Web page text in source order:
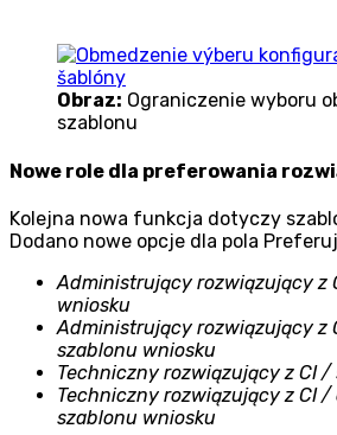
Obraz: Ograniczenie wyboru
szablonu
Nowe role dla preferowania
Kolejna nowa funkcja dotyczy
Dodano nowe opcje dla pola
Administrujący rozwiązujący z
wniosku
Administrujący rozwiązujący z
szablonu wniosku
Techniczny rozwiązujący z CI
Techniczny rozwiązujący z CI /
szablonu wniosku